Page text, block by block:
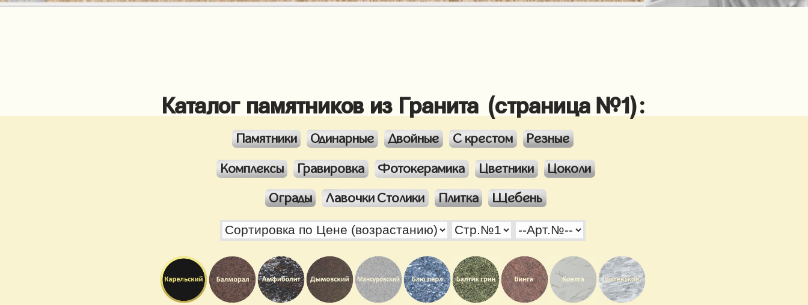
Каталог памятников из Гранита (страница №1):
Памятники Одинарные Двойные С крестом Резные
Комплексы Гравировка Фотокерамика Цветники Цоколи
Ограды Лавочки Столики Плитка Щебень